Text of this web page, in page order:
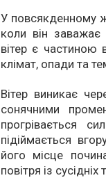
У повсякденному
коли він
вітер є частиною
клімат, опади та
Вітер виникає
сонячними
прогрівається
підіймається
його місце
повітря із